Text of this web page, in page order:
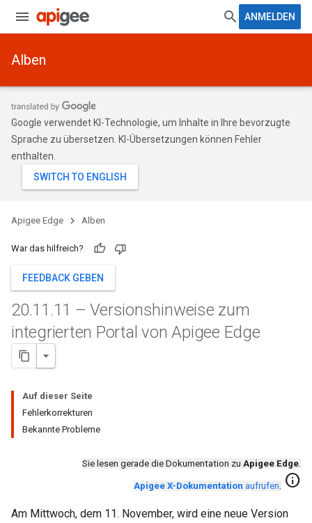
ANMELDEN
Alben
Google verwendet KI-Technologie, um Inhalte in Ihre bevorzugte
Sprache zu übersetzen. KI-Übersetzungen können Fehler
enthalten.
Apigee Edge Alben
War das hilfreich?
FEEDBACK GEBEN
20.11 .11 – Versionshinweise zum
integrierten Portal von Apigee Edge
Auf dieser Seite
Fehlerkorrekturen
Bekannte Probleme
Sie lesen gerade die Dokumentation zu Apigee Edge.
Apigee X-Dokumentation aufrufen. info
Am Mittwoch, dem 11. November, wird eine neue Version